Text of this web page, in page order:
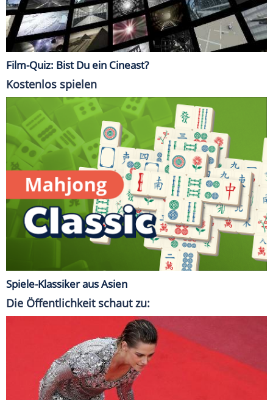
Film-Quiz: Bist Du ein Cineast?
Kostenlos spielen
Spiele-Klassiker aus Asien
Die Öffentlichkeit schaut zu: